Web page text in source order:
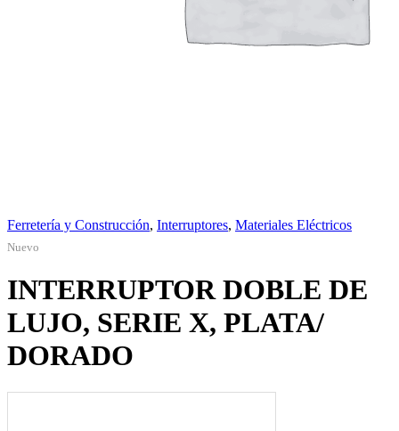
Ferretería y Construcción, Interruptores, Materiales Eléctricos
Nuevo
INTERRUPTOR DOBLE DE
LUJO, SERIE X, PLATA/
DORADO